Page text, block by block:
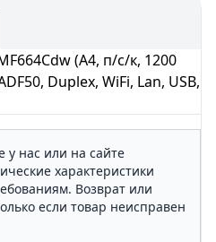
(А4, п/с/к, 1200
Duplex, WiFi, Lan, USB,
у нас или на сайте
характеристики
Возврат или
если товар неисправен